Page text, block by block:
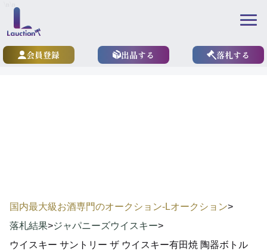
会員登録 出品する 落札する
国内最大級お酒専門のオークション-Lオークション>
落札結果>ジャパニーズウイスキー>
ウイスキー サントリー ザ ウイスキー有田焼 陶器ボトル